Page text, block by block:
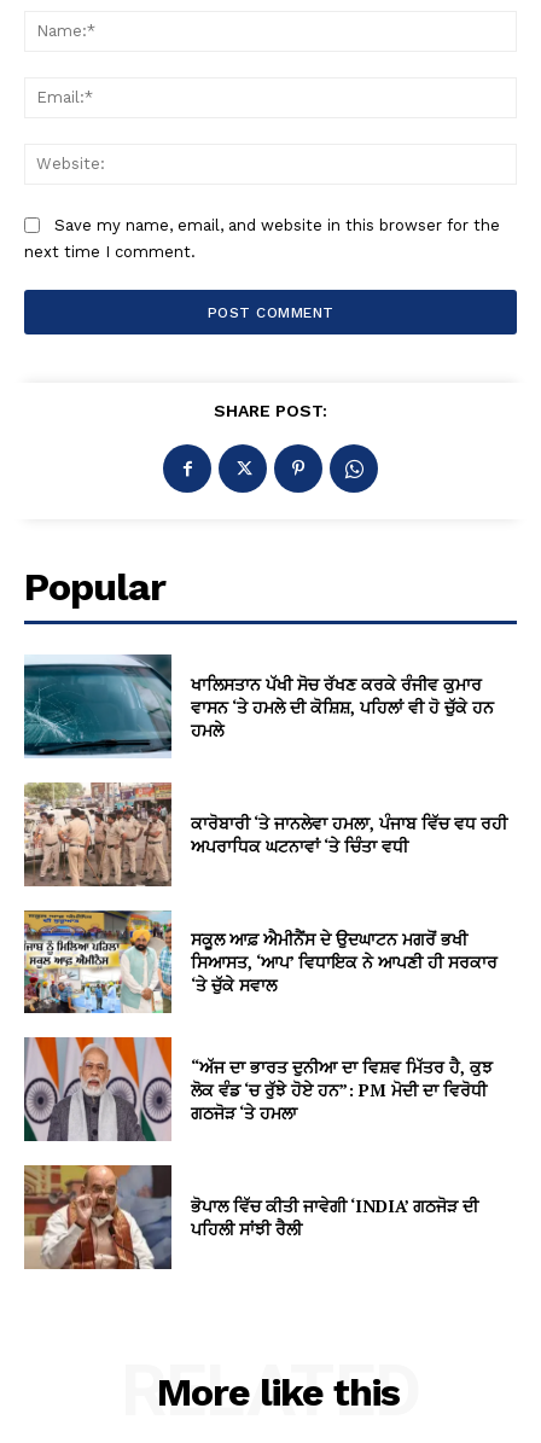
Save my name, email, and website in this browser for the
next time I comment.
SHARE POST:
Popular
ਖਾਲਿਸਤਾਨ ਪੱਖੀ ਸੋਚ ਰੱਖਣ ਕਰਕੇ ਰੰਜੀਵ ਕੁਮਾਰ
ਵਾਸਨ ‘ਤੇ ਹਮਲੇ ਦੀ ਕੋਸ਼ਿਸ਼, ਪਹਿਲਾਂ ਵੀ ਹੋ ਚੁੱਕੇ ਹਨ
ਹਮਲੇ
ਕਾਰੋਬਾਰੀ ‘ਤੇ ਜਾਨਲੇਵਾ ਹਮਲਾ, ਪੰਜਾਬ ਵਿੱਚ ਵਧ ਰਹੀ
ਅਪਰਾਧਿਕ ਘਟਨਾਵਾਂ ‘ਤੇ ਚਿੰਤਾ ਵਧੀ
ਸਕੂਲ ਆਫ਼ ਐਮੀਨੈਂਸ ਦੇ ਉਦਘਾਟਨ ਮਗਰੋਂ ਭਖੀ
ਸਿਆਸਤ, ‘ਆਪ’ ਵਿਧਾਇਕ ਨੇ ਆਪਣੀ ਹੀ ਸਰਕਾਰ
‘ਤੇ ਚੁੱਕੇ ਸਵਾਲ
“ਅੱਜ ਦਾ ਭਾਰਤ ਦੁਨੀਆ ਦਾ ਵਿਸ਼ਵ ਮਿੱਤਰ ਹੈ, ਕੁਝ
ਲੋਕ ਵੰਡ ‘ਚ ਰੁੱਝੇ ਹੋਏ ਹਨ”: PM ਮੋਦੀ ਦਾ ਵਿਰੋਧੀ
ਗਠਜੋੜ ‘ਤੇ ਹਮਲਾ
ਭੋਪਾਲ ਵਿੱਚ ਕੀਤੀ ਜਾਵੇਗੀ ‘INDIA’ ਗਠਜੋੜ ਦੀ
ਪਹਿਲੀ ਸਾਂਝੀ ਰੈਲੀ
More like this
RELATED